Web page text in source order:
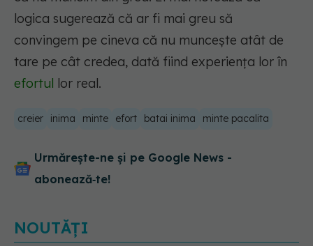
logica sugerează că ar fi mai greu să
convingem pe cineva că nu muncește atât de
tare pe cât credea, dată fiind experiența lor în
efortul lor real.
creier inima minte efort batai inima minte pacalita
Urmărește-ne și pe Google News -
abonează‑te!
NOUTĂȚI